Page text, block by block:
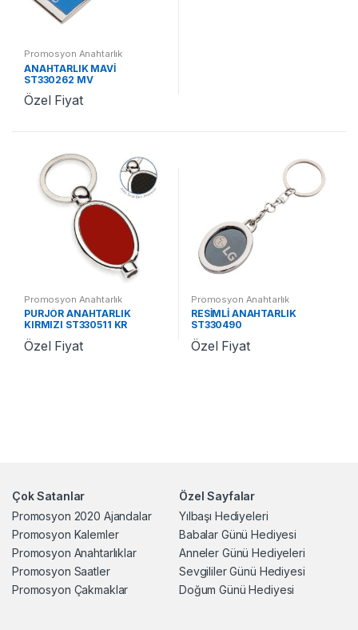
Promosyon Anahtarlık
ANAHTARLIK MAVİ
ST330262 MV
Özel Fiyat
Promosyon Anahtarlık
PURJÖR ANAHTARLIK
KIRMIZI ST330511 KR
Özel Fiyat
Promosyon Anahtarlık
RESİMLİ ANAHTARLIK
ST330490
Özel Fiyat
Çok Satanlar
Promosyon 2020 Ajandalar
Promosyon Kalemler
Promosyon Anahtarlıklar
Promosyon Saatler
Promosyon Çakmaklar
Özel Sayfalar
Yılbaşı Hediyeleri
Babalar Günü Hediyesi
Anneler Günü Hediyeleri
Sevgililer Günü Hediyesi
Doğum Günü Hediyesi